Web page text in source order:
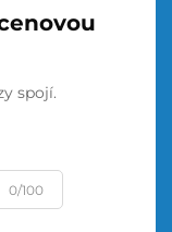
spojí.
0/100